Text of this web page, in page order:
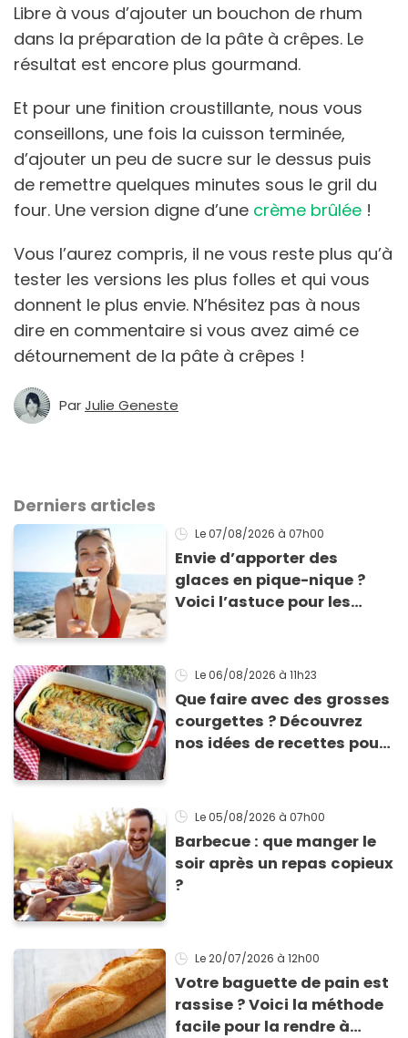
Libre à vous d’ajouter un bouchon de rhum
dans la préparation de la pâte à crêpes. Le
résultat est encore plus gourmand.
Et pour une finition croustillante, nous vous
conseillons, une fois la cuisson terminée,
d’ajouter un peu de sucre sur le dessus puis
de remettre quelques minutes sous le gril du
four. Une version digne d’une crème brûlée !
Vous l’aurez compris, il ne vous reste plus qu’à
tester les versions les plus folles et qui vous
donnent le plus envie. N’hésitez pas à nous
dire en commentaire si vous avez aimé ce
détournement de la pâte à crêpes !
ParJulie Geneste
Derniers articles
Le 07/08/2026 à 07h00
Envie d’apporter des
glaces en pique-nique ?
Voici l’astuce pour les
ne fondent !
Le 06/08/2026 à 11h23
Que faire avec des grosses
courgettes ? Découvrez
nos idées de recettes pour
Le 05/08/2026 à 07h00
Barbecue : que manger le
soir après un repas copieux
?
Le 20/07/2026 à 12h00
Votre baguette de pain est
rassise ? Voici la méthode
facile pour la rendre à